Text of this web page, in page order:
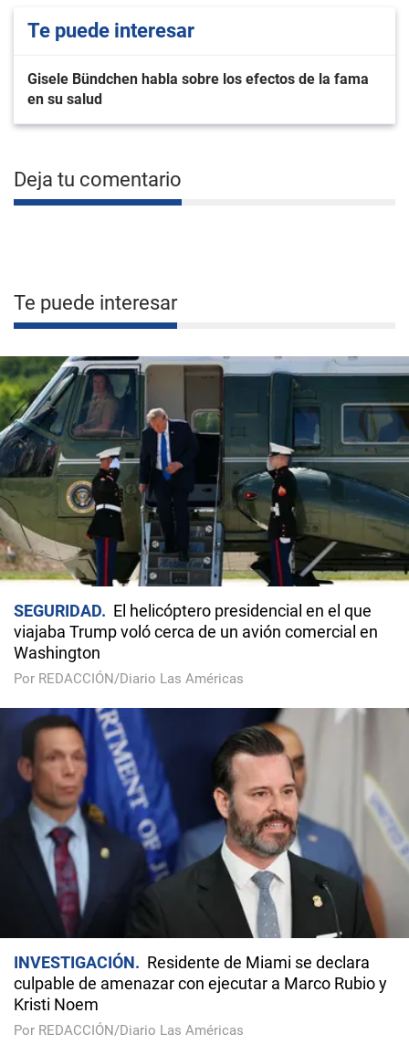
Te puede interesar
Gisele Bündchen habla sobre los efectos de la fama
en su salud
Deja tu comentario
Te puede interesar
SEGURIDAD
El helicóptero presidencial en el que
viajaba Trump voló cerca de un avión comercial en
Washington
Por REDACCIÓN/Diario Las Américas
INVESTIGACIÓN
Residente de Miami se declara
culpable de amenazar con ejecutar a Marco Rubio y
Kristi Noem
Por REDACCIÓN/Diario Las Américas